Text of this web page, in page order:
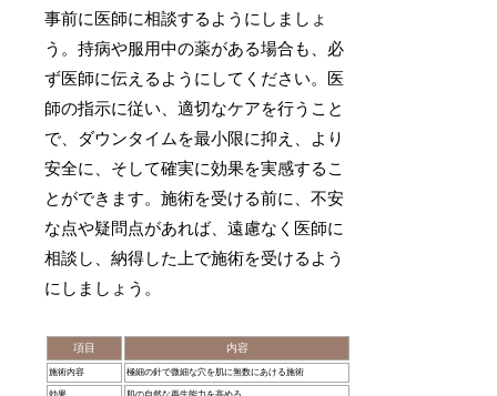
事前に医師に相談するようにしましょ
う。持病や服用中の薬がある場合も、必
ず医師に伝えるようにしてください。医
師の指示に従い、適切なケアを行うこと
で、ダウンタイムを最小限に抑え、より
安全に、そして確実に効果を実感するこ
とができます。施術を受ける前に、不安
な点や疑問点があれば、遠慮なく医師に
相談し、納得した上で施術を受けるよう
にしましょう。
項目 内容
施術内容 極細の針で微細な穴を肌に無数にあける施術